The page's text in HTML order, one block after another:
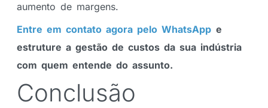
aumento de margens.
Entre em contato agora pelo WhatsApp e
estruture a gestão de custos da sua indústria
com quem entende do assunto.
Conclusão